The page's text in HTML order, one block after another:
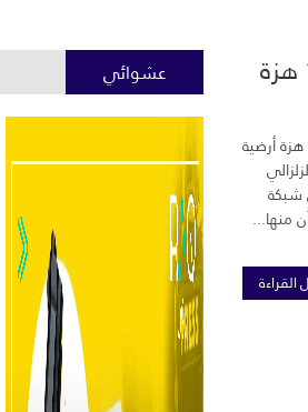
الهيئة العامة للأنواء الجوية.. تسجيل 18 هزة
أعلنت الهيئة العامة للأنواء الجوية والرصد الزلزالي، تسجيل 18 هزة أرضية
شبكة
القراءة
عشوائي